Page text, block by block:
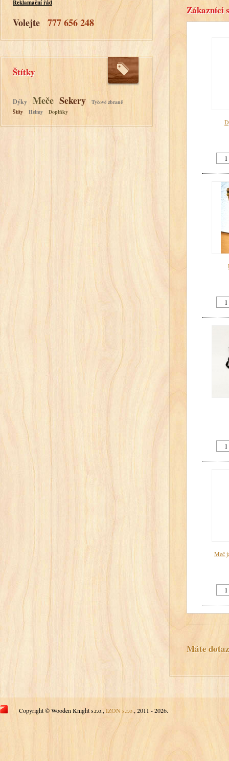
Reklamační řád
Volejte 777 656 248
Štítky
Dýky Meče Sekery
Tyčové zbraně
Štíty
Helmy Doplňky
Zákazníci
Meč
Máte
Copyright © Wooden Knight s.r.o., IZON s.r.o., 2011 - 2026.